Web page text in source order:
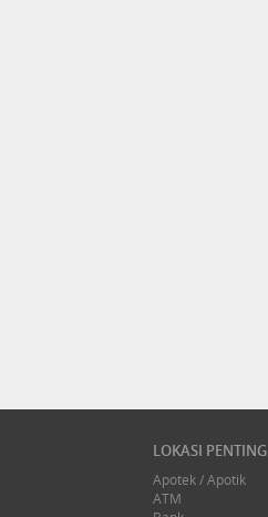
LOKASI PENTING
Apotek / Apotik
ATM